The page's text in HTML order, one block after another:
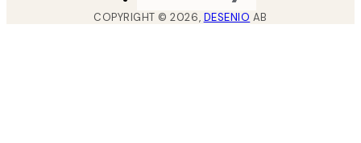
COPYRIGHT ©2026, DESENIO AB